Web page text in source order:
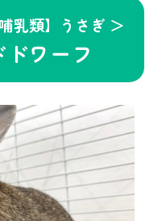
乳類】うさぎ ＞
ワーフ